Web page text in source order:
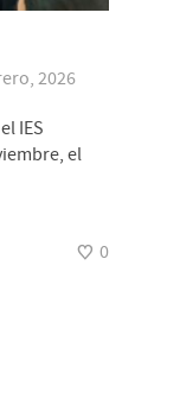
2026
IES
el
0